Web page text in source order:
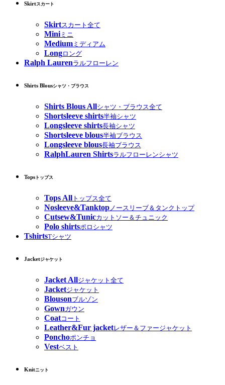
Skirtスカート
Skirtスカート全て
Miniミニ
Medium ミディアム
Longロング
Ralph Laurenラルフローレン
Shirts Blousシャツ・ブラウス
Shirts Blous Allシャツ・ブラウス全て
Shortsleeve shirts半袖シャツ
Longsleeve shirts長袖シャツ
Shortsleeve blous半袖ブラウス
Longsleeve blous長袖ブラウス
RalphLauren Shirtsラルフローレンシャツ
Tops トップス
Tops All トップス全て
Nosleeve&Tanktop ノースリーブ＆タンクトップ
Cutsew&Tunicカットソー＆チュニック
Polo shirtsポロシャツ
TshirtsTシャツ
Jacketジャケット
Jacket Allジャケット全て
Jacketジャケット
Blousonブルゾン
Gownガウン
Coatコート
Leather&Fur jacketレザー＆ファージャケット
Ponchoポンチョ
Vestベスト
Knitニット